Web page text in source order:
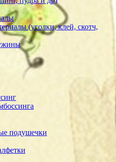
(уголки, клей, скотч,
подушечки